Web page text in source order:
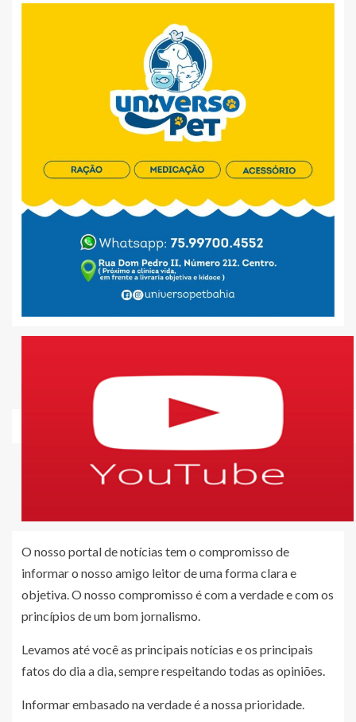
O nosso portal de notícias tem o compromisso de
informar o nosso amigo leitor de uma forma clara e
objetiva. O nosso compromisso é com a verdade e com os
princípios de um bom jornalismo.
Levamos até você as principais notícias e os principais
fatos do dia a dia, sempre respeitando todas as opiniões.
Informar embasado na verdade é a nossa prioridade.